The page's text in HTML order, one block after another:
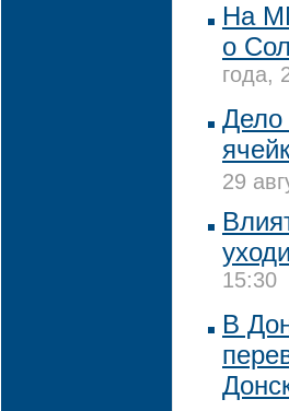
На
о
года,
Дело
29
15:30
В